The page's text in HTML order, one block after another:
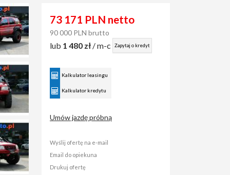
73 171 PLN netto
90 000 PLN brutto
lub 1 480 zł / m-c Zapytaj o kredyt
Kalkulator leasingu
Kalkulator kredytu
Umów jazdę próbną
Wyślij ofertę na e-mail
Email do opiekuna
Drukuj ofertę